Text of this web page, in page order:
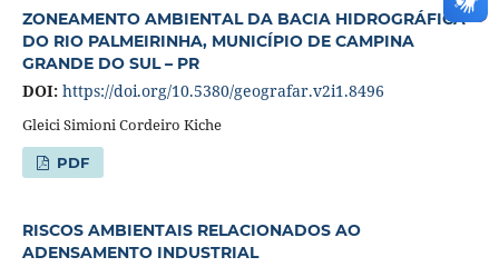
ZONEAMENTO AMBIENTAL DA BACIA HIDROGRÁFICA
DO RIO PALMEIRINHA, MUNICÍPIO DE CAMPINA
GRANDE DO SUL – PR
DOI: https://doi.org/10.5380/geografar.v2i1.8496
Gleici Simioni Cordeiro Kiche
PDF
RISCOS AMBIENTAIS RELACIONADOS AO
ADENSAMENTO INDUSTRIAL